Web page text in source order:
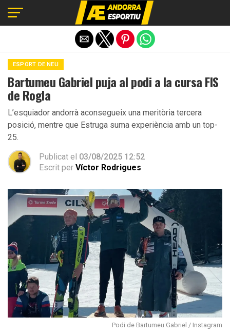
ESPORT DE NEU
Bartumeu Gabriel puja al podi a la cursa FIS
de Rogla
L’esquiador andorrà aconsegueix una meritòria tercera
posició, mentre que Estruga suma experiència amb un top-
25.
Publicat el 03/08/2025 12:52
Escrit per Víctor Rodrigues
Podi de Bartumeu Gabriel / Instagram
Exit mobile version